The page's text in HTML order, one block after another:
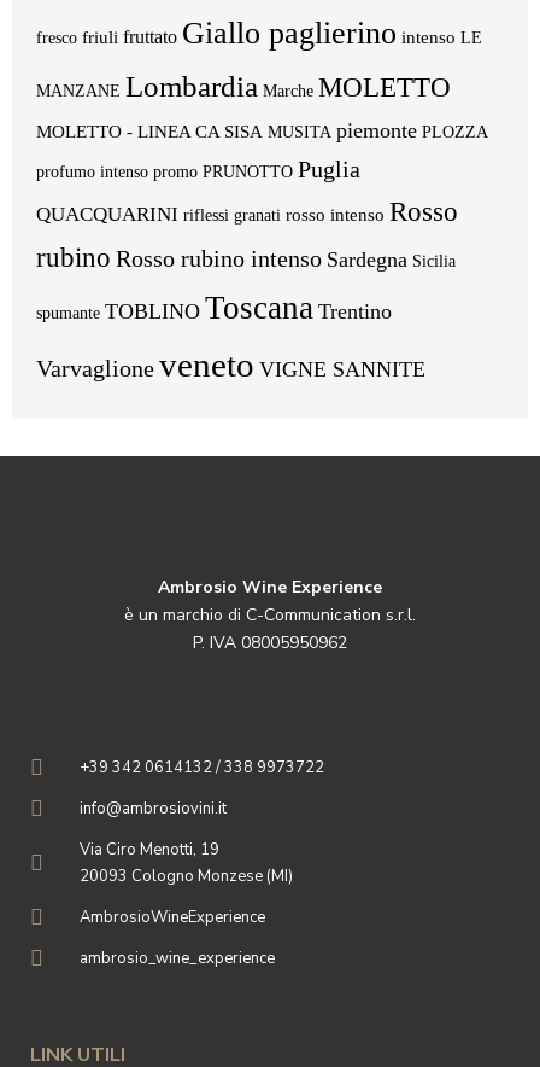
fresco friuli fruttato Giallo paglierino intenso LE
MANZANE Lombardia Marche MOLETTO
MOLETTO - LINEA CA SISA MUSITA piemonte PLOZZA
profumo intenso promo PRUNOTTO Puglia
QUACQUARINI riflessi granati rosso intenso Rosso
rubino Rosso rubino intenso Sardegna Sicilia
spumante TOBLINO Toscana Trentino
Varvaglioneveneto VIGNE SANNITE
Ambrosio Wine Experience
è un marchio di C-Communication s.r.l.
P. IVA 08005950962
+39 342 0614132 / 338 9973722
info@ambrosiovini.it
Via Ciro Menotti, 19
20093 Cologno Monzese (MI)
AmbrosioWineExperience
ambrosio_wine_experience
LINK UTILI